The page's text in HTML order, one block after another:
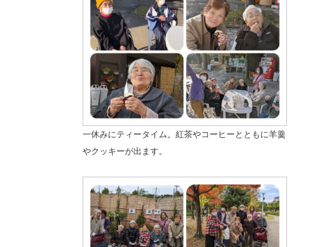
一休みにティータイム。紅茶やコーヒーとともに羊羹
やクッキーが出ます。